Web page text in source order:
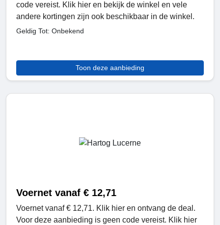
code vereist. Klik hier en bekijk de winkel en vele
andere kortingen zijn ook beschikbaar in de winkel.
Geldig Tot: Onbekend
Toon deze aanbieding
Voernet vanaf € 12,71
Voernet vanaf € 12,71. Klik hier en ontvang de deal.
Voor deze aanbieding is geen code vereist. Klik hier